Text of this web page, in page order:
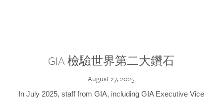
GIA 檢驗世界第二大鑽石
August 27, 2025
In July 2025, staff from GIA, including GIA Executive Vice